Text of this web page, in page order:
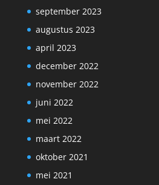
september 2023
augustus 2023
april 2023
december 2022
november 2022
juni 2022
mei 2022
maart 2022
oktober 2021
mei 2021